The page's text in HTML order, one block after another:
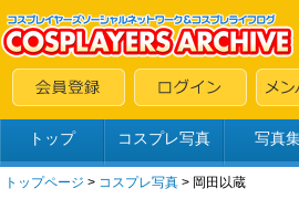
トップ コスプレ写真 写真
トップページ > コスプレ写真 > 岡田以蔵